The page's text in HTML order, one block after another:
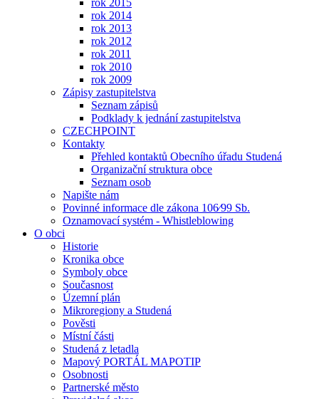
rok 2015
rok 2014
rok 2013
rok 2012
rok 2011
rok 2010
rok 2009
Zápisy zastupitelstva
Seznam zápisů
Podklady k jednání zastupitelstva
CZECHPOINT
Kontakty
Přehled kontaktů Obecního úřadu Studená
Organizační struktura obce
Seznam osob
Napište nám
Povinné informace dle zákona 106⁄99 Sb.
Oznamovací systém - Whistleblowing
O obci
Historie
Kronika obce
Symboly obce
Současnost
Územní plán
Mikroregiony a Studená
Pověsti
Místní části
Studená z letadla
Mapový PORTÁL MAPOTIP
Osobnosti
Partnerské město